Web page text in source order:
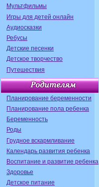
Мультфильмы
Игры для детей онлайн
Аудиосказки
Ребусы
Детские песенки
Детское творчество
Путешествия
Планирование беременности
Планирование пола ребенка
Беременность
Роды
Грудное вскармливание
Календарь развития ребенка
Воспитание и развитие ребенка
Здоровье
Детское питание